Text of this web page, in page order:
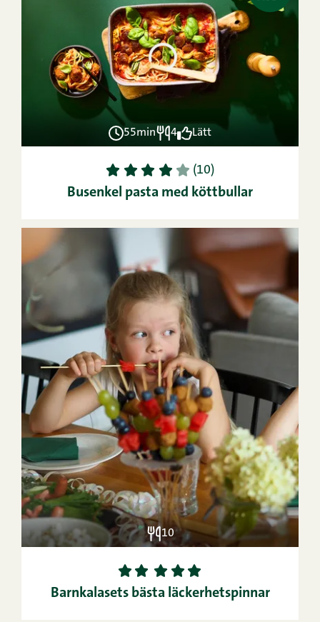
55min 4 Lätt
1 2 3 4 5 (10)
Busenkel pasta med köttbullar
10
1 2 3 4
5
Barnkalasets bästa läckerhetspinnar